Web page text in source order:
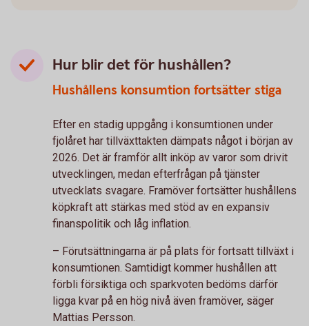
Hur blir det för hushållen?
Hushållens konsumtion fortsätter stiga
Efter en stadig uppgång i konsumtionen under
fjolåret har tillväxttakten dämpats något i början av
2026. Det är framför allt inköp av varor som drivit
utvecklingen, medan efterfrågan på tjänster
utvecklats svagare. Framöver fortsätter hushållens
köpkraft att stärkas med stöd av en expansiv
finanspolitik och låg inflation.
– Förutsättningarna är på plats för fortsatt tillväxt i
konsumtionen. Samtidigt kommer hushållen att
förbli försiktiga och sparkvoten bedöms därför
ligga kvar på en hög nivå även framöver, säger
Mattias Persson.